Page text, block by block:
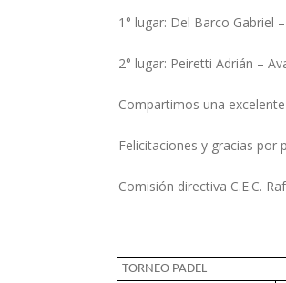
1° lugar: Del Barco Gabriel
2° lugar: Peiretti Adrián –
Compartimos una
Felicitaciones y gracias por
Comisión directiva C.E.C.
TORNEO PADEL